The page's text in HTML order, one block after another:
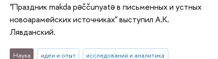
"Праздник makda pəččunyatə в письменных и устных
новоарамейских источниках" выступил А.К.
Лявданский.
Наука идеи и опыт
исследования и аналитика